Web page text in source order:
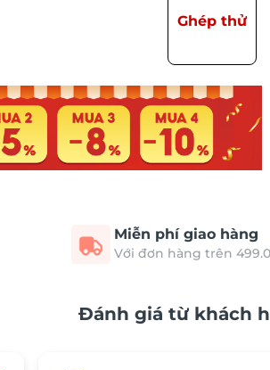
Ghép thử
Miễn phí giao hàng
Với đơn hàng trên
Đánh giá từ khách